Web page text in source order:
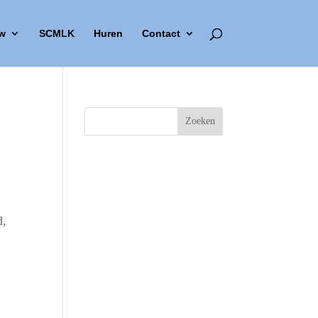
SCMLK Huren Contact